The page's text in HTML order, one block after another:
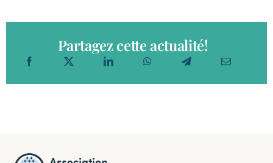
Partagez cette actualité!